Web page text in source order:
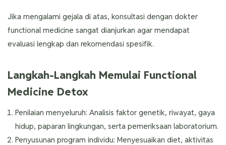
Jika mengalami gejala di atas, konsultasi dengan dokter
functional medicine sangat dianjurkan agar mendapat
evaluasi lengkap dan rekomendasi spesifik.
Langkah-Langkah Memulai Functional
Medicine Detox
Penilaian menyeluruh: Analisis faktor genetik, riwayat, gaya
hidup, paparan lingkungan, serta pemeriksaan laboratorium.
Penyusunan program individu: Menyesuaikan diet, aktivitas